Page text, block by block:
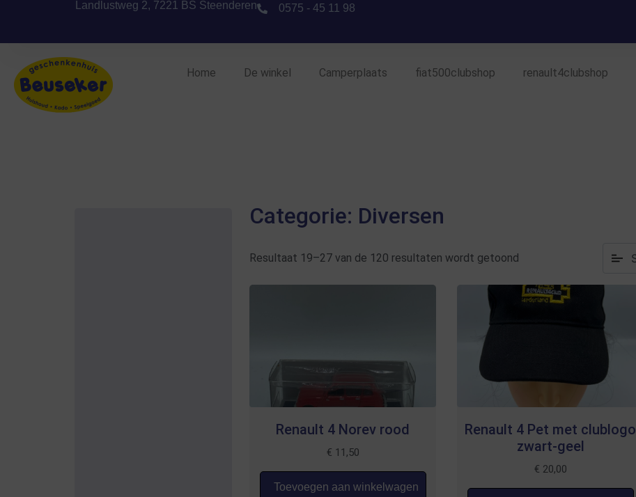
Landlustweg 2, 7221 BS Steenderen 0575 - 45 11 98
Home De winkel Camperplaats fiat500clubshop renault4clubshop
Categorie: Diversen
Resultaat 19–27 van de 120 resultaten wordt getoond
Renault 4 Norev rood
€ 11,50
Toevoegen aan winkelwagen
Renault 4 Pet met clublogo
zwart-geel
€ 20,00